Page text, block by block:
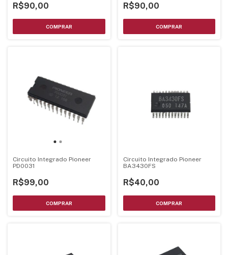
R$90,00 R$90,00
Circuito Integrado Pioneer
PD0031
R$99,00
Circuito Integrado Pioneer
BA3430FS
R$40,00